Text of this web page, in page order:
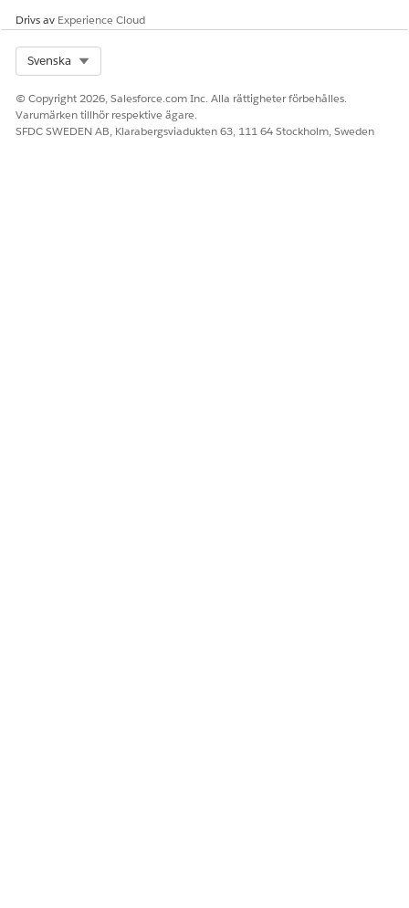
Drivs av Experience Cloud
Svenska
© Copyright 2026, Salesforce.com Inc. Alla rättigheter förbehålles.
Varumärken tillhör respektive ägare.
SFDC SWEDEN AB, Klarabergsviadukten 63, 111 64 Stockholm, Sweden